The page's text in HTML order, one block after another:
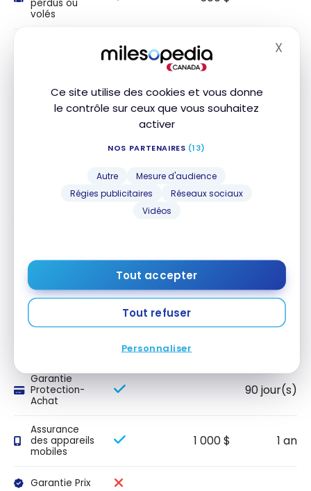
Ce site utilise des cookies et vous donne
le contrôle sur ceux que vous souhaitez
activer
NOS PARTENAIRES (13)
Autre
Mesure d'audience
Régies publicitaires
Réseaux sociaux
Vidéos
Tout accepter
Tout refuser
Personnaliser
X
perdus ou
volés
65 000 $
Assurance
contre le
de couverture. Veuillez consulter votre certificat d’assurance
pour connaître les détails, exclusions et limitations de votre
Autres assurances
NOM DE
DURÉE
Garantie
Protection-
Achat
90 jour(s)
Assurance
des appareils
mobiles
1 000 $ 1 an
Garantie Prix